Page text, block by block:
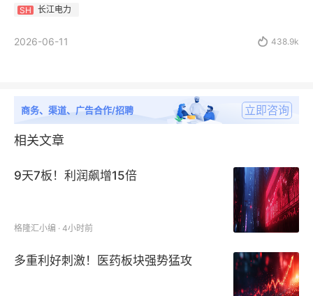
SH 长江电力
2026-06-11  438.9k
商务、渠道、广告合作/招聘 立即咨询
相关文章
9天7板！利润飙增15倍
格隆汇小编 · 4小时前
多重利好刺激！医药板块强势猛攻